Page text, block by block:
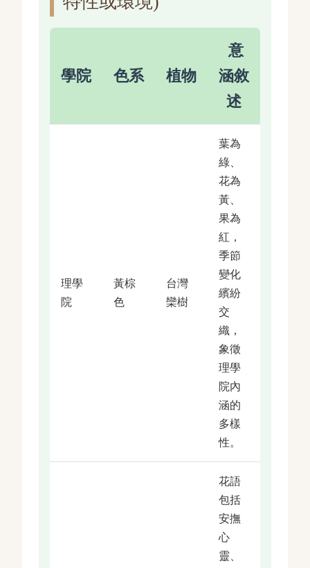
學院 色系 植物
意
涵敘
述
理學
院
黃棕
色
台灣
欒樹
葉為
綠、
花為
黃、
果為
紅，
季節
變化
繽紛
交
織，
象徵
理學
院內
涵的
多樣
性。
花語
包括
安撫
心
靈、